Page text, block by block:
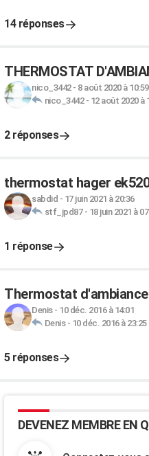
14 réponses
THERMOSTAT
nico_3442- 8 août 2020 à 10:59
nico_3442- 12 août 2020 à
2 réponses
thermostat hager ek520
sabdid - 17 juin 2021 à 20:36
stf_jpd87- 18 juin 2021 à
1 réponse
Thermostat
Denis- 10 déc. 2016 à 14:01
Denis- 10 déc. 2016 à 23:25
5 réponses
DEVENEZ MEMBRE EN